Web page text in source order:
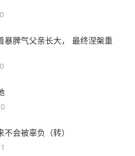
0
暴脾气父亲长大， 最终涅槃重
0
0
会被辜负（转）
1